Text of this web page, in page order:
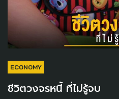
ECONOMY
ชีวิตวงจรหนี้ ที่ไม่รู้จบ